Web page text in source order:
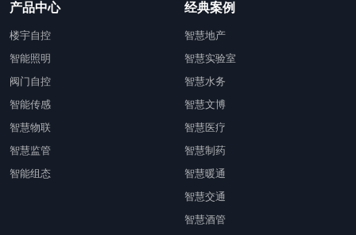
产品中心
楼宇自控
智能照明
阀门自控
智能传感
智慧物联
智慧监管
智能组态
经典案例
智慧地产
智慧实验室
智慧水务
智慧文博
智慧医疗
智慧制药
智慧暖通
智慧交通
智慧酒管